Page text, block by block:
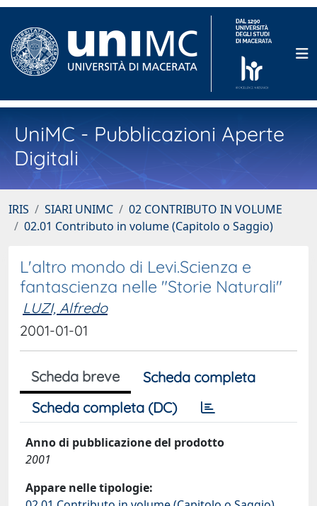
UniMC - Pubblicazioni Aperte
Digitali
IRIS SIARI UNIMC
02 CONTRIBUTO IN VOLUME
02.01 Contributo in volume (Capitolo o Saggio)
L'altro mondo di Levi.Scienza e
fantascienza nelle "Storie Naturali"
LUZI, Alfredo
2001-01-01
Scheda breve
Scheda completa
Scheda completa (DC)
Anno di pubblicazione del prodotto
2001
Appare nelle tipologie: